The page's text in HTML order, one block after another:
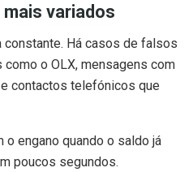
variados
Há casos de falsos
o OLX, mensagens com
contactos telefónicos que
engano quando o saldo já
poucos segundos.